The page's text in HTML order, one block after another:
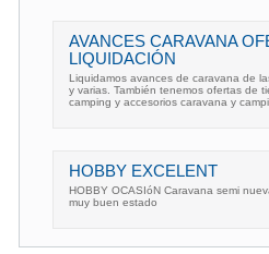
AVANCES CARAVANA
LIQUIDACIÓN
Liquidamos avances de caravana de
y varias. También tenemos ofertas de
camping y accesorios caravana y
HOBBY EXCELENT
HOBBY OCASIóN Caravana semi
muy buen estado